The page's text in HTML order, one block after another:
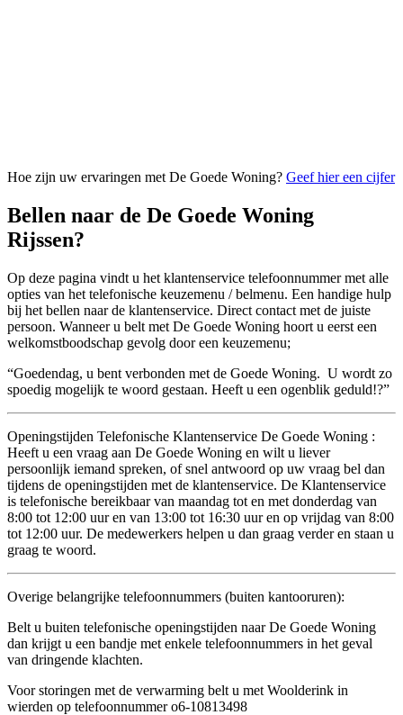
Hoe zijn uw ervaringen met De Goede Woning? Geef hier een cijfer
Bellen naar de De Goede Woning
Rijssen?
Op deze pagina vindt u het klantenservice telefoonnummer met alle
opties van het telefonische keuzemenu / belmenu. Een handige hulp
bij het bellen naar de klantenservice. Direct contact met de juiste
persoon. Wanneer u belt met De Goede Woning hoort u eerst een
welkomstboodschap gevolg door een keuzemenu;
“Goedendag, u bent verbonden met de Goede Woning. U wordt zo
spoedig mogelijk te woord gestaan. Heeft u een ogenblik geduld!?”
Openingstijden Telefonische Klantenservice De Goede Woning :
Heeft u een vraag aan De Goede Woning en wilt u liever
persoonlijk iemand spreken, of snel antwoord op uw vraag bel dan
tijdens de openingstijden met de klantenservice. De Klantenservice
is telefonische bereikbaar van maandag tot en met donderdag van
8:00 tot 12:00 uur en van 13:00 tot 16:30 uur en op vrijdag van 8:00
tot 12:00 uur. De medewerkers helpen u dan graag verder en staan u
graag te woord.
Overige belangrijke telefoonnummers (buiten kantooruren):
Belt u buiten telefonische openingstijden naar De Goede Woning
dan krijgt u een bandje met enkele telefoonnummers in het geval
van dringende klachten.
Voor storingen met de verwarming belt u met Woolderink in
wierden op telefoonnummer o6-10813498